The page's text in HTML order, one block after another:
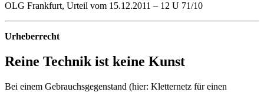
OLG Frankfurt, Urteil vom 15.12.2011 – 12 U 71/10
Urheberrecht
Reine Technik ist keine Kunst
Bei einem Gebrauchsgegenstand (hier: Kletternetz für einen